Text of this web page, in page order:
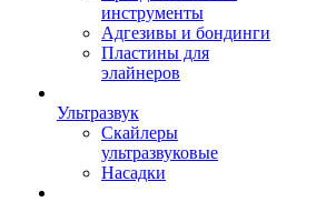
инструменты
Адгезивы и бондинги
Пластины для
элайнеров
Ультразвук
Скайлеры
ультразвуковые
Насадки